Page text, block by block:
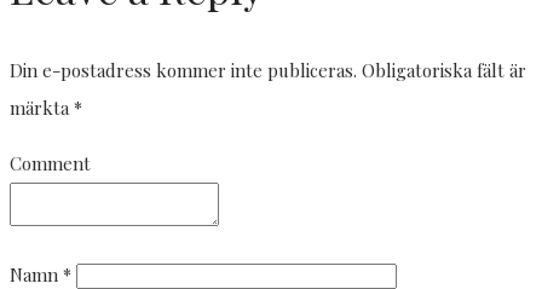
Din e-postadress kommer inte publiceras. Obligatoriska fält är
märkta*
Comment
Namn *